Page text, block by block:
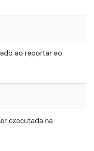
ao reportar ao
executada na